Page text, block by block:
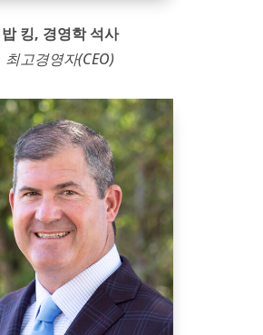
밥 킹, 경영학 석사
최고경영자(CEO)